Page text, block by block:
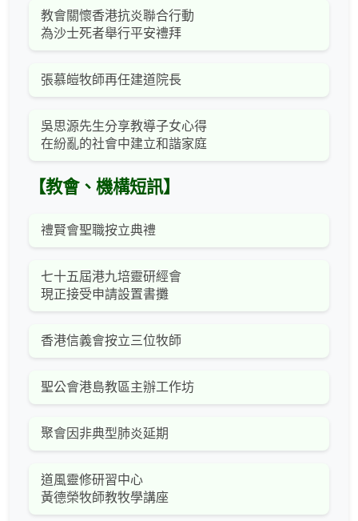
教會關懷香港抗炎聯合行動
為沙士死者舉行平安禮拜
張慕皚牧師再任建道院長
吳思源先生分享教導子女心得
在紛亂的社會中建立和諧家庭
【教會、機構短訊】
禮賢會聖職按立典禮
七十五屆港九培靈研經會
現正接受申請設置書攤
香港信義會按立三位牧師
聖公會港島教區主辦工作坊
聚會因非典型肺炎延期
道風靈修研習中心
黃德榮牧師教牧學講座